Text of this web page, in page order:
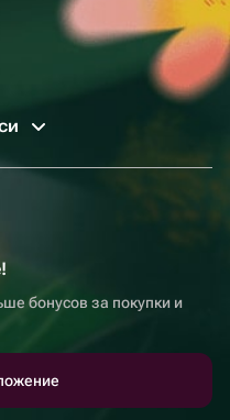
бонусов за покупки и